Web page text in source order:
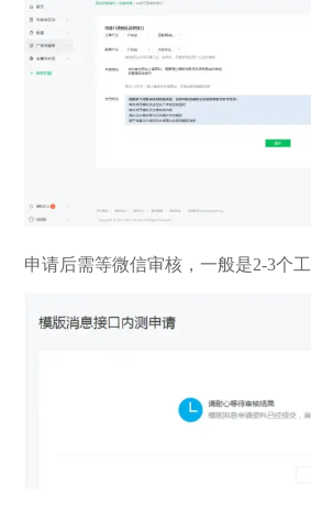
申请后需等微信审核，一般是2-3个工